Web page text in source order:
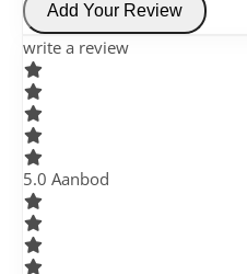
Add Your Review
write a review
5.0 Aanbod